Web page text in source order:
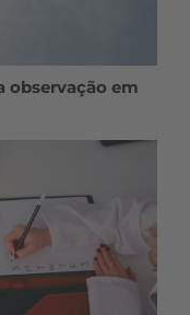
observação em